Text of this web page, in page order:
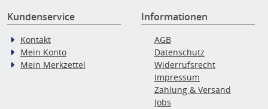
Kundenservice
Kontakt
Mein Konto
Mein Merkzettel
Informationen
AGB
Datenschutz
Widerrufsrecht
Impressum
Zahlung & Versand
Jobs